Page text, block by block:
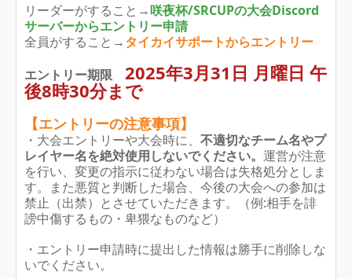
リーダーがすること→咲夜杯/SRCUPの大会Discord
サーバーからエントリー申請
全員がすること→タイカイサポートからエントリー
エントリー期限 2025年3月31日 月曜日 午
後8時30分まで
【エントリーの注意事項】
・大会エントリーや大会時に、 不適切なチーム名やプ
レイヤー名を絶対使用しないでください。 運営が注意
を行い、変更の指示に従わない場合は失格処分としま
す。また悪質と判断した場合、今後の大会への参加は
禁止（出禁）とさせていただきます。（例:相手を誹
謗中傷するもの・卑猥なものなど）
・エントリー申請時に提出した情報は勝手に削除しな
いでください。